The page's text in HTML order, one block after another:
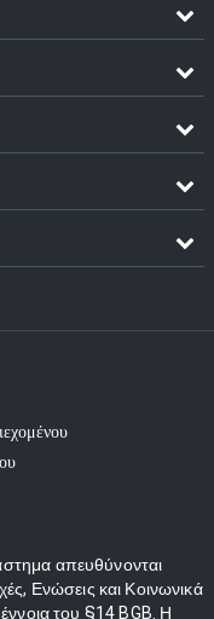
απευθύνονται
Ενώσεις και Κοινωνικά
του §14 BGB. Η